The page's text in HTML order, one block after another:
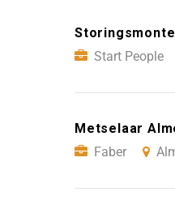
Start People
Metselaar
Faber